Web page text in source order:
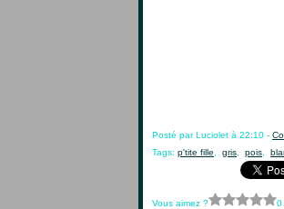
Posté par Luciolet à 22:10 -
Tags: p'tite fille gris pois
Vous aimez ? 0